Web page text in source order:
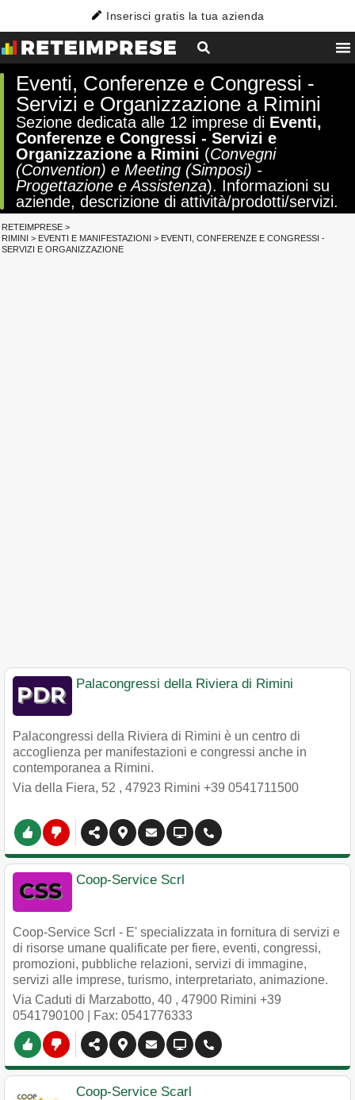
Inserisci gratis la tua azienda
Eventi, Conferenze e Congressi -
Servizi e Organizzazione a Rimini
Sezione dedicata alle 12 imprese di Eventi,
Conferenze e Congressi - Servizi e
Organizzazione a Rimini (Convegni
(Convention) e Meeting (Simposi) -
Progettazione e Assistenza). Informazioni su
aziende, descrizione di attività/prodotti/servizi.
RETEIMPRESE >
RIMINI > EVENTI E MANIFESTAZIONI > EVENTI, CONFERENZE E CONGRESSI -
SERVIZI E ORGANIZZAZIONE
Palacongressi della Riviera di Rimini
Palacongressi della Riviera di Rimini è un centro di
accoglienza per manifestazioni e congressi anche in
contemporanea a Rimini.
Via della Fiera, 52 , 47923 Rimini +39 0541711500
Coop-Service Scrl
Coop-Service Scrl - E' specializzata in fornitura di servizi e
di risorse umane qualificate per fiere, eventi, congressi,
promozioni, pubbliche relazioni, servizi di immagine,
servizi alle imprese, turismo, interpretariato, animazione.
Via Caduti di Marzabotto, 40 , 47900 Rimini +39
0541790100 | Fax: 0541776333
Coop-Service Scarl